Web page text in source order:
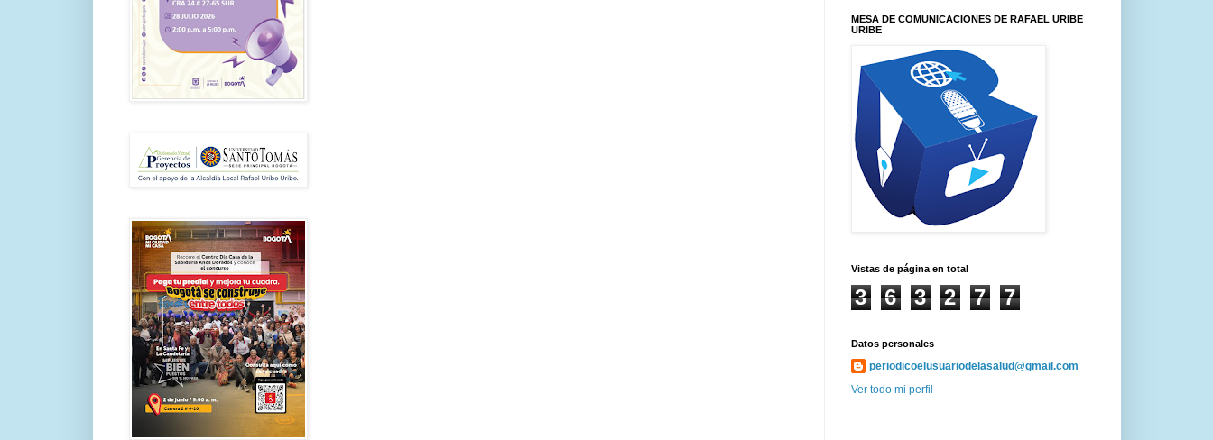
MESA DE COMUNICACIONES DE RAFAEL URIBE
URIBE
Vistas de página en total
3 6 3 2 7 7
Datos personales
periodicoelusuariodelasalud@gmail.com
Ver todo mi perfil